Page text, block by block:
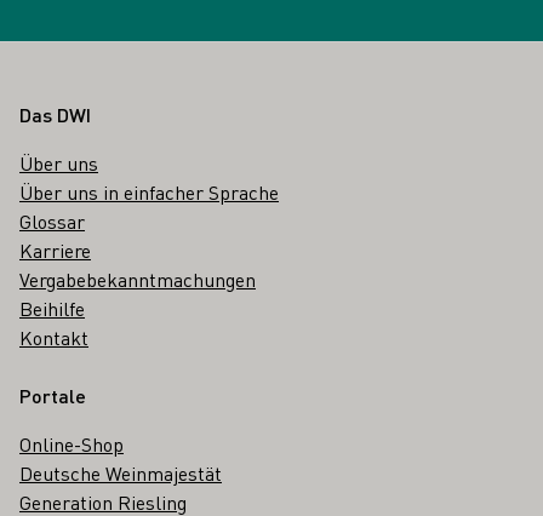
Fußbereich
Das DWI
Über uns
Über uns in einfacher Sprache
Glossar
Karriere
Vergabebekanntmachungen
Beihilfe
Kontakt
Portale
Online-Shop
Deutsche Weinmajestät
Generation Riesling